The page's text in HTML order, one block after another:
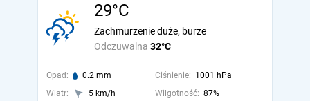
29°C
Odczuwalna 32°C
Zachmurzenie duże, burze
Opad: 0.2 mm Ciśnienie: 1001 hPa
Wiatr:
5 km/h Wilgotność: 87%